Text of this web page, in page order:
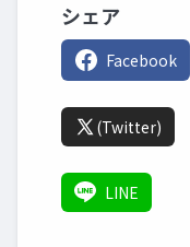
シェア
Facebook
(Twitter)
LINE